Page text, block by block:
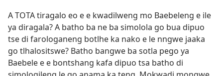
A TOTA tiragalo eo e e kwadilweng mo Baebeleng e ile
ya diragala? A batho ba ne ba simolola go bua dipuo
tse di farologaneng botlhe ka nako e le nngwe jaaka
go tlhalositswe? Batho bangwe ba sotla pego ya
Baebele e e bontshang kafa dipuo tsa batho di